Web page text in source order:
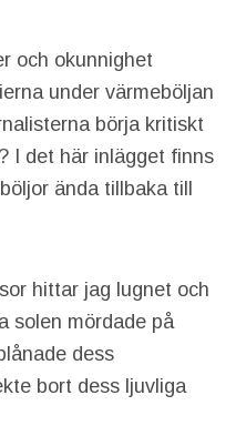
och okunnighet
under värmeböljan
börja kritiskt
I det här inlägget finns
ända tillbaka till
hittar jag lugnet och
solen mördade på
dess
bort dess ljuvliga